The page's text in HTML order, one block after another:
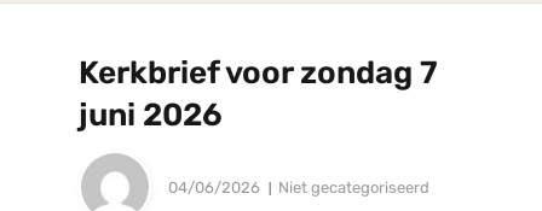
Kerkbrief voor zondag 7
juni 2026
04/06/2026 Niet gecategoriseerd